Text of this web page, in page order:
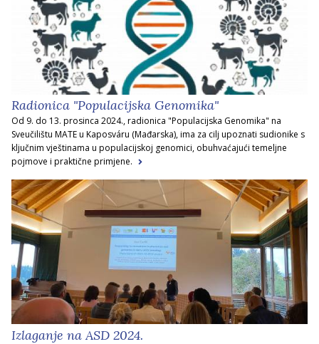
Radionica "Populacijska Genomika"
Od 9. do 13. prosinca 2024., radionica "Populacijska Genomika" na
Sveučilištu MATE u Kaposváru (Mađarska), ima za cilj upoznati sudionike s
ključnim vještinama u populacijskoj genomici, obuhvaćajući temeljne
pojmove i praktične primjene.
Izlaganje na ASD 2024.